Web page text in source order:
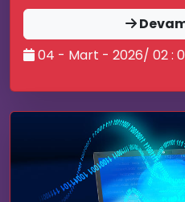
🚀
04 - Mart - 2026/ 02 :